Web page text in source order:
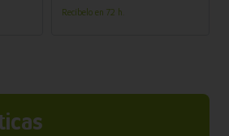
AGUJAS)
Recíbelo en 72 h.